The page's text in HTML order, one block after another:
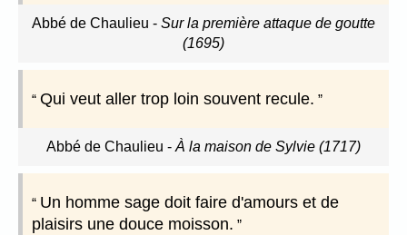
Abbé de Chaulieu - Sur la première attaque de goutte
(1695)
Qui veut aller trop loin souvent recule.
Abbé de Chaulieu - À la maison de Sylvie (1717)
Un homme sage doit faire d'amours et de
plaisirs une douce moisson.